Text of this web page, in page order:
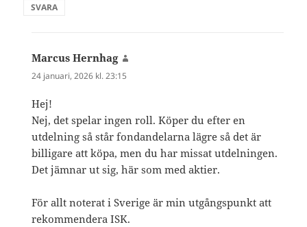
SVARA
Marcus Hernhag
24 januari, 2026 kl. 23:15
Hej!
Nej, det spelar ingen roll. Köper du efter en
utdelning så står fondandelarna lägre så det är
billigare att köpa, men du har missat utdelningen.
Det jämnar ut sig, här som med aktier.
För allt noterat i Sverige är min utgångspunkt att
rekommendera ISK.